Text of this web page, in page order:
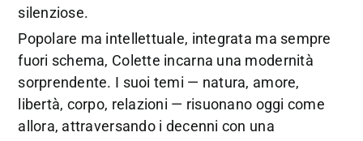
silenziose.
Popolare ma intellettuale, integrata ma sempre
fuori schema, Colette incarna una modernità
sorprendente. I suoi temi — natura, amore,
libertà, corpo, relazioni — risuonano oggi come
allora, attraversando i decenni con una